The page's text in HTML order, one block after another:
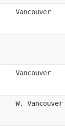
Vancouver
Vancouver
W. Vancouver